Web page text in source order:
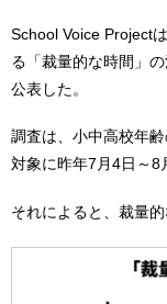
School Voice Project
る「裁量的な時間」
公表した。
調査は、小中高校年
対象に昨年7月4日～8
それによると、裁量